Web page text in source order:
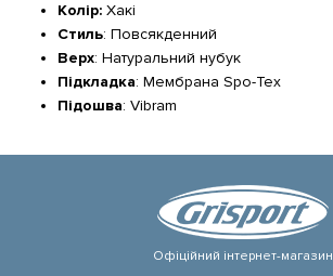
Колір: Хакі
Стиль: Повсякденний
Верх: Натуральний нубук
Підкладка: Мембрана Spo-Tex
Підошва: Vibram
Офіційний інтернет-магазин